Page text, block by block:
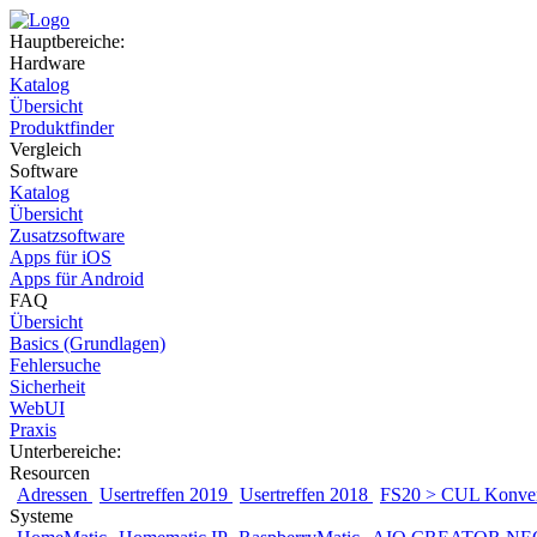
Hauptbereiche:
Hardware
Katalog
Übersicht
Produktfinder
Vergleich
Software
Katalog
Übersicht
Zusatzsoftware
Apps für iOS
Apps für Android
FAQ
Übersicht
Basics (Grundlagen)
Fehlersuche
Sicherheit
WebUI
Praxis
Unterbereiche:
Resourcen
Adressen
Usertreffen 2019 Usertreffen 2018 FS20 > CUL
Systeme